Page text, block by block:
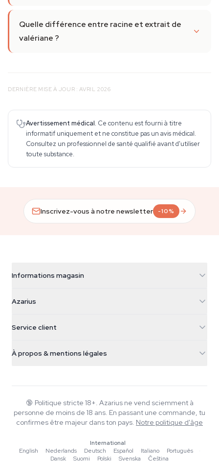
Quelle différence entre racine et extrait de
valériane ?
DERNIÈRE MISE À JOUR : AVRIL 2026
Avertissement médical. Ce contenu est fourni à titre
informatif uniquement et ne constitue pas un avis médical.
Consultez un professionnel de santé qualifié avant d'utiliser
toute substance.
Inscrivez-vous à notre newsletter -10%
Informations magasin
Galvaniweg 11
Nederland
+31(0)204897914
Azarius
Smokeshop
Service client
Politique de retour
Politique de confidentialité
À propos & mentions légales
Wiki
Musique
Normes éditoriales
🔞 Politique stricte 18+. Azarius ne vend sciemment à
personne de moins de 18 ans. En passant une commande, tu
confirmes être majeur dans ton pays. Notre politique d'âge
International
English
·Nederlands ·Deutsch ·Español ·Italiano ·Português
·
Dansk
·Suomi ·Polski ·Svenska ·Čeština